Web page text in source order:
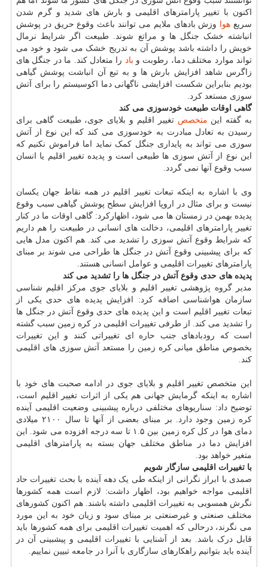
اکنون با تغییر پارامترهای اقلیمی و بارش های شدید و گرم شدن
سریع هوا
وزش بادهای ملایم می توانند باعث وقوع حریق در پوشش
انباشته خشک جنگل ها و مراتع شوند. طبیعت اگر شرایط نرمال
خویش را داشته باشد پوشش آن به تدریج خشک می شود و خود می
تواند موارد مختلف دما، رطوبت و باد را متعادل کند. ما در جنگل های
زاگرس شاهد افزایش بارش ها و به تبع آن انباشت پوشش گیاهی
بودیم بنابراین شکست افزایشی ناگهانی دما اکوسیستم را برای آتش
سوزی مستعد کرد.
گاهی اوقات طبیعت خودسوزی می کند
به گفته این متخصص تغییر اقلیم و بلایای جوی، طبیعت گاهی برای
رسیدن به تعادل مبادرت به خودسوزی می کند که این نوع از آتش
سوزی می تواند به پایداری جنگل کمک نماید اما فراموش نکنیم که
این نوع از آتش سوزی ها طبیعی است و پدیده تغییر اقلیم یا انسان
سبب وقوع آنها نمی گردد.
وی با اشاره به اینکه تبعات تغییر اقلیم در همه نقاط جهان یکسان
نیست و برای مثال در اروپا افزایش سطح پوشش گیاهی سبب وقوع
پدیده بهمن در زمستان ها می شود، اظهارکرد: گاهی اوقات ما در کنار
تغییر پارامترهای اقلیمی، دخالت های انسانی در طبیعت را هم داریم
که شرایط وقوع آتش سوزی را تشدید می کند. هم اکنون مدل هایی
که برای پیشبینی وقوع آتش در جنگل ها طراحی می شوند بر مبنای
پارامترهای تغییرات اقلیمی و عوامل انسانی هستند.
پدیده های حدی وقوع آتش در جنگل ها را تشدید می کند
مدیر گروه پژوهشی تغییر اقلیم و بلایای جوی مرکز اقلیم شناسی
سازمان هواشناسی اضافه کرد: افزایش پدیده های حدی یکی از
تبعات تغییر اقلیم است و این پدیده های حدی وقوع آتش در جنگل ها
را تشدید می کند. از طرفی تغییرات اقلیمی در کره زمین سبب گشته
است که رودبادهای جنب حاره ای تغییراتی کنند و این تغییرات
بخصوص مناطق میانی کره زمین را مستعد آتش سوزی های اقلیمی
کند.
این متخصص تغییر اقلیم و بلایای جوی در ادامه صحبت های خود با
اشاره به اینکه گرمایش جهانی هم یکی از اثرات تغییر اقلیم است،
توضیح داد: سناریوهای مختلفی درباره پیشبینی وضعیت اقلیمی آینده
کره زمین وجود دارد. بر مبنای بعضی از آنها تا سال ۲۱۰۰ میلادی
دمای هوا در کل کره زمین بین ۱.۵ تا سه درجه افزوده می شود. این
افزایش دما در مناطق مختلف جهان بسته به پارامترهای اقلیمی
متغیر خواهد بود.
با تغییرات اقلیمی سازگار شویم
صمدی با ابراز نگرانی از اینکه طی یک دهه آینده با بحث تغییرات حاد
اقلیمی مواجه خواهیم بود، اظهار داشت: لازم است همه کشورها
نگرش همسویی به تغییرات اقلیمی داشته باشند. هم اکنون کشورهای
مختلف صنعتی و غیرصنعتی بر مبنای سود و زیان خود به این مورد
می نگرند، درحالی که اهمیت تغییرات اقلیمی برای همه کشورها باید
قابل درک باشد. بعد از آشنایی با تغییرات اقلیمی و پیشبینی آن در
آینده باید بتوانیم راهکارهای سازگاری با آنرا در جامعه تبیین نماییم.